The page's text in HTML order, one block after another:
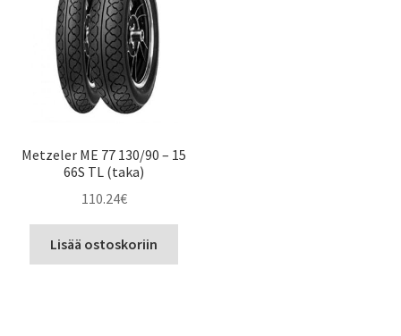
Metzeler ME 77 130/90 – 15
66S TL (taka)
110.24€
Lisää ostoskoriin